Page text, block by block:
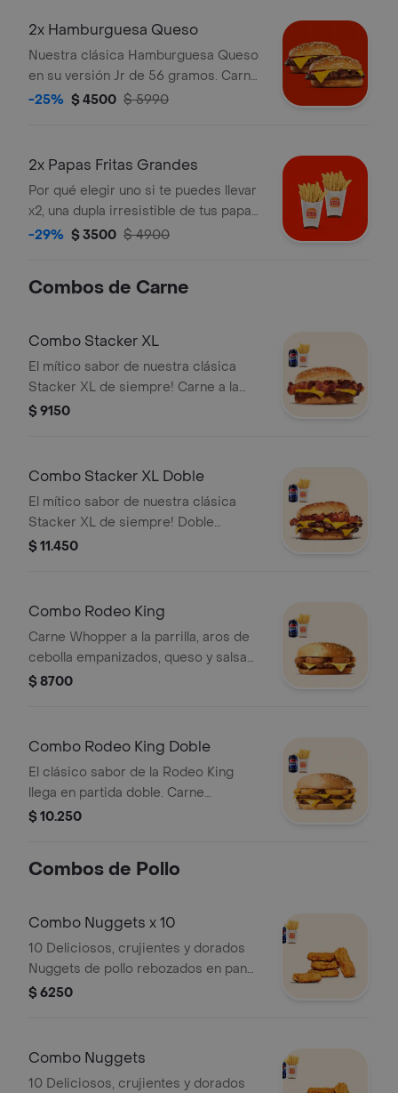
2x Hamburguesa Queso
Nuestra clásica Hamburguesa Queso
en su versión Jr de 56 gramos. Carne
100% de res a la parrilla acompañada
-25% $ 4500 $ 5990
2x Papas Fritas Grandes
Por qué elegir uno si te puedes llevar
x2, una dupla irresistible de tus papas
fritas favoritas!
-29% $ 3500 $ 4900
Combos de Carne
Combo Stacker XL
El mítico sabor de nuestra clásica
Stacker XL de siempre! Carne a la
parrilla, sabroso tocino, queso
o aros de cebolla y una lata de
$ 9150
Combo Stacker XL Doble
El mítico sabor de nuestra clásica
Stacker XL de siempre! Doble
porción de carne a la parrilla, sabroso
papas fritas medianas o aros de
cebolla y una lata de bebida!
$ 11.450
Combo Rodeo King
Carne Whopper a la parrilla, aros de
cebolla empanizados, queso y salsa
BBQ ¡Tu combo incluye papas fritas
$ 8700
Combo Rodeo King Doble
El clásico sabor de la Rodeo King
llega en partida doble. Carne
Whopper a la parrilla, aros de cebolla
o aros de cebolla y una lata de
$ 10.250
Combos de Pollo
Combo Nuggets x 10
10 Deliciosos, crujientes y dorados
Nuggets de pollo rebozados en pan
rallado.¡Tu combo incluye papas fritas
$ 6250
Combo Nuggets
10 Deliciosos, crujientes y dorados